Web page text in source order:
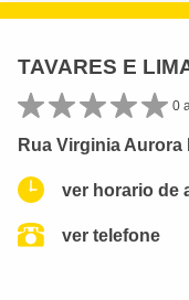
TAVARES E
0
Rua Virginia Aurora
ver horario de
ver telefone